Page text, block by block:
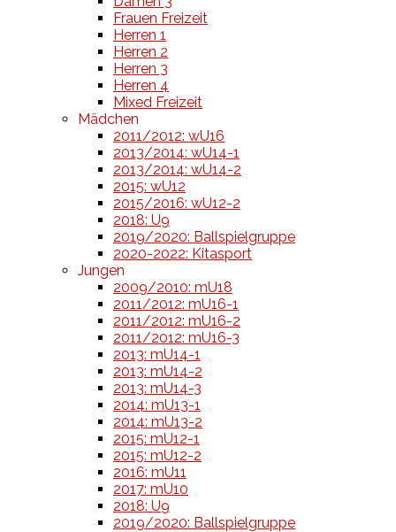
Frauen Freizeit
Herren 1
Herren 2
Herren 3
Herren 4
Mixed Freizeit
Mädchen
2011/2012: wU16
2013/2014: wU14-1
2013/2014: wU14-2
2015: wU12
2015/2016: wU12-2
2018: U9
2019/2020: Ballspielgruppe
2020-2022: Kitasport
Jungen
2009/2010: mU18
2011/2012: mU16-1
2011/2012: mU16-2
2011/2012: mU16-3
2013: mU14-1
2013: mU14-2
2013: mU14-3
2014: mU13-1
2014: mU13-2
2015: mU12-1
2015: mU12-2
2016: mU11
2017: mU10
2018: U9
2019/2020: Ballspielgruppe